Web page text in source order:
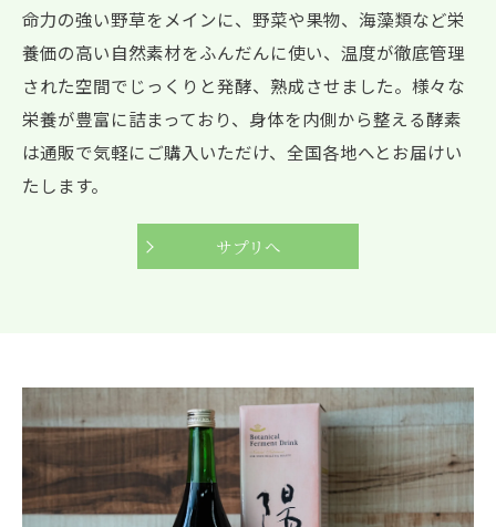
命力の強い野草をメインに、野菜や果物、海藻類など栄
養価の高い自然素材をふんだんに使い、温度が徹底管理
された空間でじっくりと発酵、熟成させました。様々な
栄養が豊富に詰まっており、身体を内側から整える酵素
は通販で気軽にご購入いただけ、全国各地へとお届けい
たします。
サプリへ